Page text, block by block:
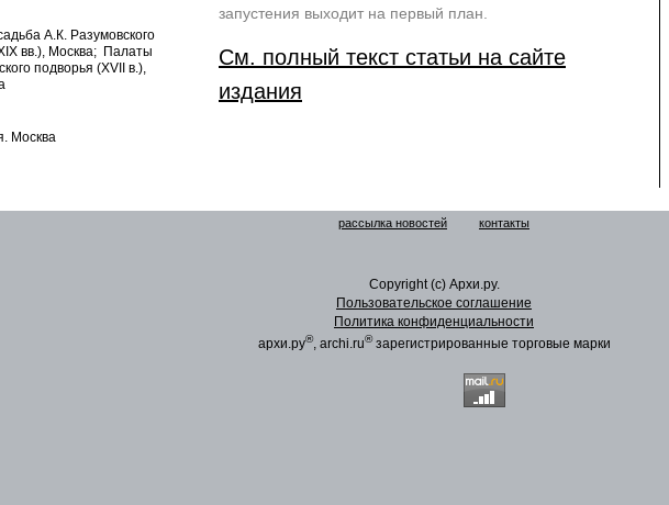
А.К. Разумовского
вв.), Москва; Палаты
подворья (XVII в.),
Москва
запустения выходит на первый план.
См. полный текст статьи на сайте
издания
рассылка новостей контакты
Copyright (c) Архи.ру.
Пользовательское соглашение
Политика конфиденциальности
архи.ру®, archi.ru®зарегистрированные торговые марки